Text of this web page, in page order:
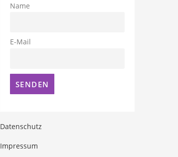
Name
E-Mail
Datenschutz
Impressum